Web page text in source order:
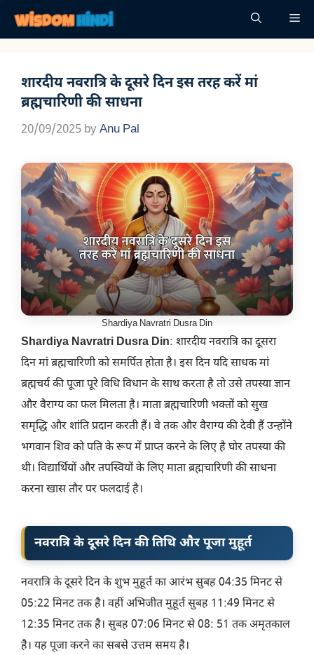
content
शारदीय नवरात्रि के दूसरे दिन इस तरह करें मां
ब्रह्मचारिणी की साधना
20/09/2025 byAnu Pal
Shardiya Navratri Dusra Din
Shardiya Navratri Dusra Din: शारदीय नवरात्रि का दूसरा
दिन मां ब्रह्मचारिणी को समर्पित होता है। इस दिन यदि साधक मां
ब्रह्मचर्य की पूजा पूरे विधि विधान के साथ करता है तो उसे तपस्या ज्ञान
और वैराग्य का फल मिलता है। माता ब्रह्मचारिणी भक्तों को सुख
समृद्धि और शांति प्रदान करती हैं। वे तक और वैराग्य की देवी हैं उन्होंने
भगवान शिव को पति के रूप में प्राप्त करने के लिए है घोर तपस्या की
थी। विद्यार्थियों और तपस्वियों के लिए माता ब्रह्मचारिणी की साधना
करना खास तौर पर फलदाई है।
नवरात्रि के दूसरे दिन की तिथि और पूजा मुहूर्त
नवरात्रि के दूसरे दिन के शुभ मुहूर्त का आरंभ सुबह 04:35 मिनट से
05:22 मिनट तक है। वहीं अभिजीत मुहूर्त सुबह 11:49 मिनट से
12:35 मिनट तक है। सुबह 07:06 मिनट से 08: 51 तक अमृतकाल
है। यह पूजा करने का सबसे उत्तम समय है।